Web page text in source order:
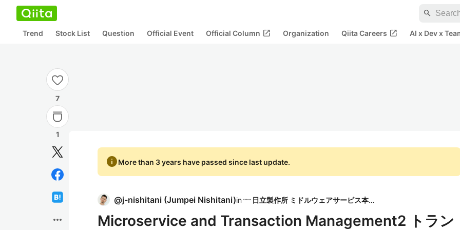
search
Trend Stock List Question Official Event Official Column open_in_new Organization Qiita Careers open_in_new AI x Dev x
7
1
more_horiz
infoMore than 3 years have passed since last update.
@j-nishitani (Jumpei Nishitani)in 日立製作所 ミドルウェアサービス本部
Microservice and Transaction Management2 トラン